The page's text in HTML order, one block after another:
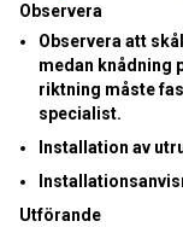
Observera
Observera att
medan knådning
riktning måste
specialist.
Installation av
Utförande